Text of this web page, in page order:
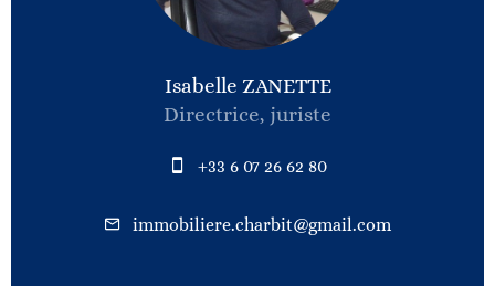
Isabelle ZANETTE
Directrice, juriste
+33 6 07 26 62 80
immobiliere.charbit@gmail.com